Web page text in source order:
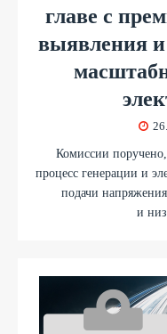
главе с
выявления
Комиссии
процесс генерации и
подачи
и